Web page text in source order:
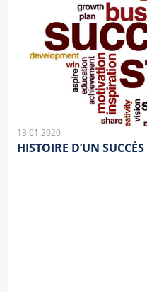
13.01.2020
HISTOIRE D’UN SUCCÈS